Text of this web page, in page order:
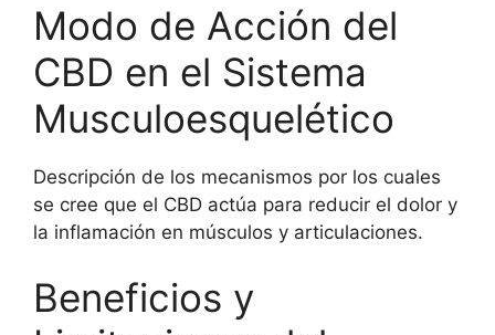
Modo de Acción del
CBD en el Sistema
Musculoesquelético
Descripción de los mecanismos por los cuales
se cree que el CBD actúa para reducir el dolor y
la inflamación en músculos y articulaciones.
Beneficios y